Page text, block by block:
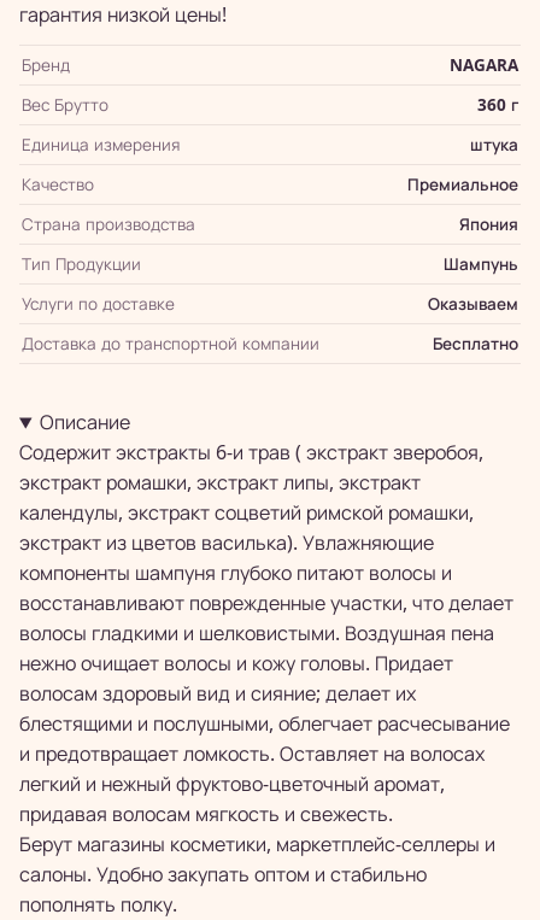
гарантия низкой цены!
Бренд
NAGARA
Вес Брутто
360 г
Единица измерения
штука
Качество
Премиальное
Страна производства
Япония
Тип Продукции
Шампунь
Услуги по доставке
Оказываем
Доставка до транспортной компании
Бесплатно
Описание
Содержит экстракты 6-и трав ( экстракт зверобоя,
экстракт ромашки, экстракт липы, экстракт
календулы, экстракт соцветий римской ромашки,
экстракт из цветов василька). Увлажняющие
компоненты шампуня глубоко питают волосы и
восстанавливают поврежденные участки, что делает
волосы гладкими и шелковистыми. Воздушная пена
нежно очищает волосы и кожу головы. Придает
волосам здоровый вид и сияние; делает их
блестящими и послушными, облегчает расчесывание
и предотвращает ломкость. Оставляет на волосах
легкий и нежный фруктово-цветочный аромат,
придавая волосам мягкость и свежесть.
Берут магазины косметики, маркетплейс-селлеры и
салоны. Удобно закупать оптом и стабильно
пополнять полку.